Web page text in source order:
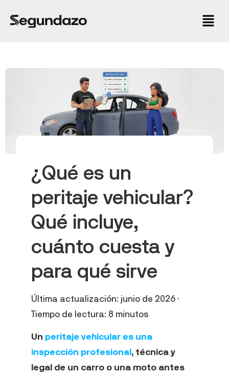
¿Qué es un
peritaje vehicular?
Qué incluye,
cuánto cuesta y
para qué sirve
Última actualización: junio de 2026 ·
Tiempo de lectura: 8 minutos
Un peritaje vehicular es una
inspección profesional, técnica y
legal de un carro o una moto antes